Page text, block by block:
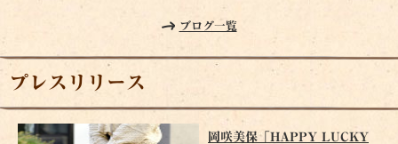
ブログ一覧
プレスリリース
岡咲美保「HAPPY LUCKY